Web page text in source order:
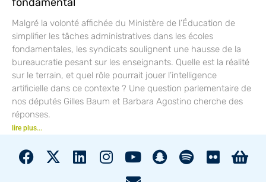
Malgré la volonté affichée du Ministère de l’Éducation de
simplifier les tâches administratives dans les écoles
fondamentales, les syndicats soulignent une hausse de la
bureaucratie pesant sur les enseignants. Quelle est la réalité
sur le terrain, et quel rôle pourrait jouer l’intelligence
artificielle dans ce contexte ? Une question parlementaire de
nos députés Gilles Baum et Barbara Agostino cherche des
réponses.
lire plus...